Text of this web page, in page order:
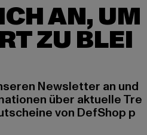
AN, UM
ZU BLEI
Newsletter an und
über aktuelle Tre
von DefShop p